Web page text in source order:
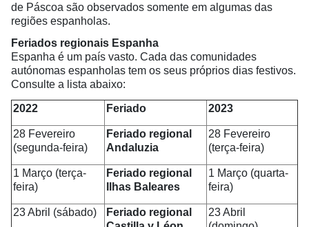
de Páscoa são observados somente em algumas das
regiões espanholas.
Feriados regionais Espanha
Espanha é um país vasto. Cada das comunidades
autónomas espanholas tem os seus próprios dias festivos.
Consulte a lista abaixo:
2022 Feriado 2023
28 Fevereiro
(segunda-feira)
Feriado regional
Andaluzia
28 Fevereiro
(terça-feira)
1 Março (terça-
feira)
Feriado regional
Ilhas Baleares
1 Março (quarta-
feira)
23 Abril (sábado)
Feriado regional
23 Abril